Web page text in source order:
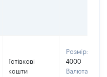
Готівкові
кошти
Розмір:
4000
Валюта: